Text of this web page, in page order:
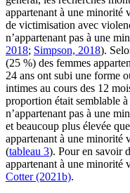
appartenant à une minorité
de victimisation avec
n’appartenant pas à une
2018; Simpson, 2018).
(25 %) des femmes
24 ans ont subi une forme
intimes au cours des 12
proportion était semblable
n’appartenant pas à une
et beaucoup plus élevée
appartenant à une minorité
(tableau 3). Pour en savoir
appartenant à une minorité
Cotter (2021b).